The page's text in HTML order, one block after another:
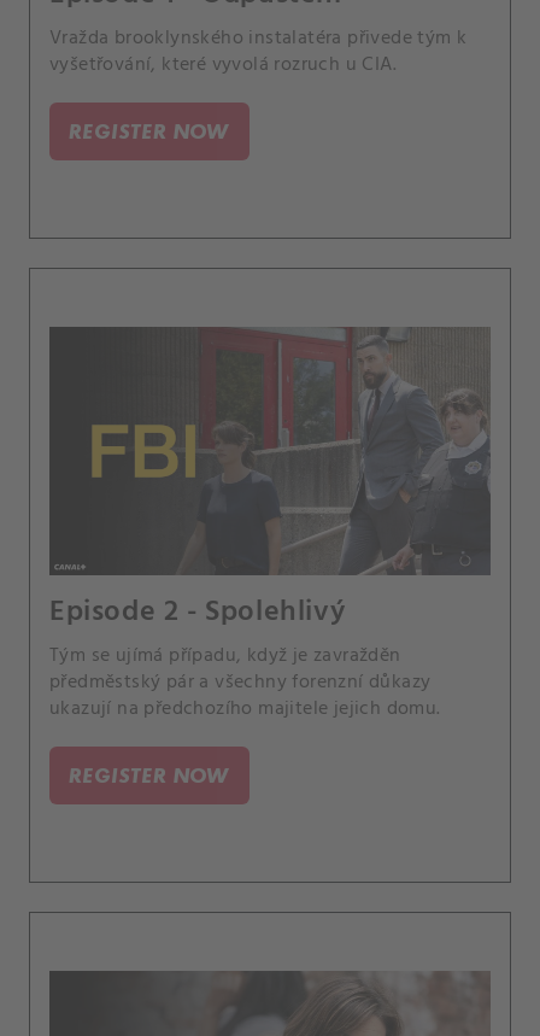
Vražda brooklynského instalatéra přivede tým k
vyšetřování, které vyvolá rozruch u CIA.
REGISTER NOW
Episode 2 - Spolehlivý
Tým se ujímá případu, když je zavražděn
předměstský pár a všechny forenzní důkazy
ukazují na předchozího majitele jejich domu.
REGISTER NOW